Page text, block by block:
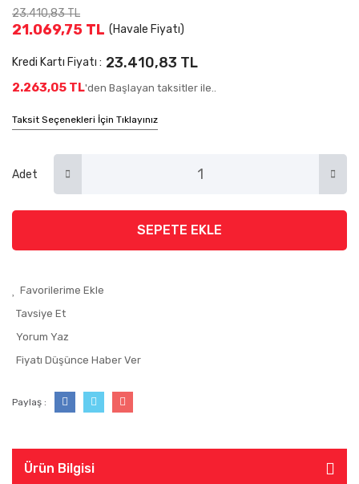
23.410,83 TL
21.069,75 TL (Havale Fiyatı)
Kredi Kartı Fiyatı : 23.410,83 TL
2.263,05 TL'den Başlayan taksitler ile..
Taksit Seçenekleri İçin Tıklayınız
Adet
SEPETE EKLE
Tavsiye Et
Yorum Yaz
Fiyatı Düşünce Haber Ver
Paylaş :
Ürün Bilgisi